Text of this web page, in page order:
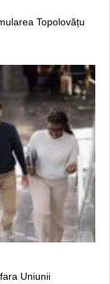
Topolovățu
Uniunii